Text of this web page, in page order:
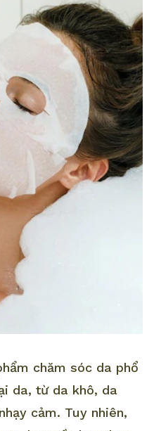
chăm sóc da phổ
da, từ da khô, da
cảm. Tuy nhiên,